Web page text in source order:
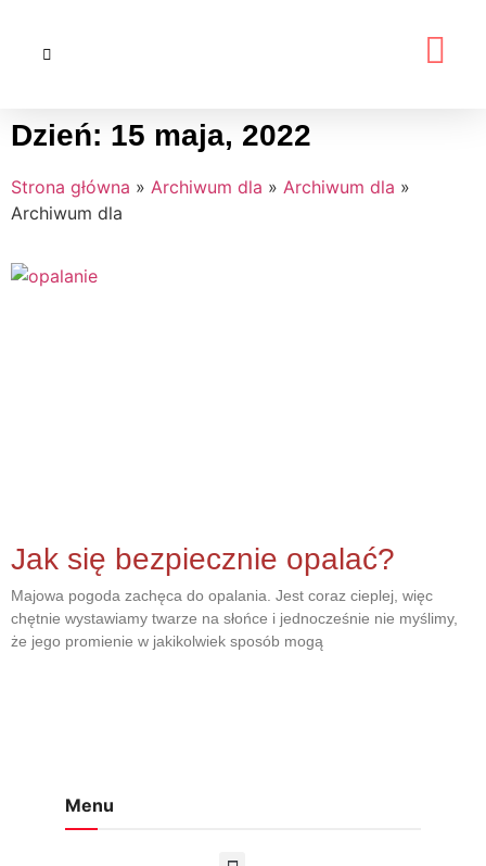
Dzień: 15 maja, 2022
Strona główna » Archiwum dla » Archiwum dla »
Archiwum dla
Jak się bezpiecznie opalać?
Majowa pogoda zachęca do opalania. Jest coraz cieplej, więc
chętnie wystawiamy twarze na słońce i jednocześnie nie myślimy,
że jego promienie w jakikolwiek sposób mogą
Menu